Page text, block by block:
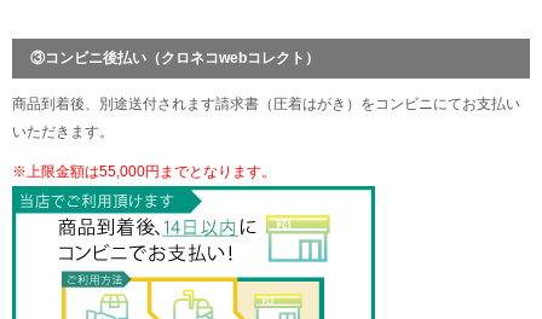
③コンビニ後払い（クロネコwebコレクト）
商品到着後、別途送付されます請求書（圧着はがき）をコンビニにてお支払い
いただきます。
※上限金額は55,000円までとなります。